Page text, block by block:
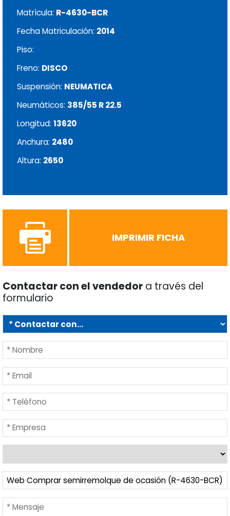
Matrícula: R-4630-BCR
Fecha Matriculación: 2014
Piso:
Freno: DISCO
Suspensión: NEUMATICA
Neumáticos: 385/55 R 22.5
Longitud: 13620
Anchura: 2480
Altura: 2650
IMPRIMIR FICHA
Contactar con el vendedor a través del
formulario